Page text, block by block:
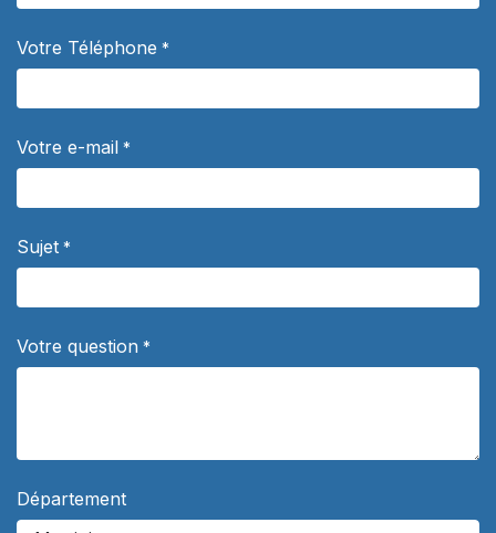
Votre Téléphone *
Votre e-mail *
Sujet *
Votre question *
Département